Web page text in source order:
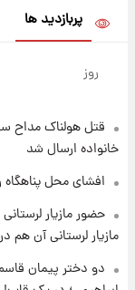
پربازدید ها
روز
قتل هولناک مداح
خانواده ارسال شد
افشای محل پناهگاه‌
حضور مازیار
مازیار لرستانی آن هم
دو دختر پیمان